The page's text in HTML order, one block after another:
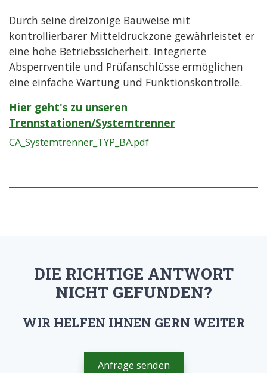
Durch seine dreizonige Bauweise mit
kontrollierbarer Mitteldruckzone gewährleistet er
eine hohe Betriebssicherheit. Integrierte
Absperrventile und Prüfanschlüsse ermöglichen
eine einfache Wartung und Funktionskontrolle.
Hier geht's zu unseren
Trennstationen/Systemtrenner
CA_Systemtrenner_TYP_BA.pdf
DIE RICHTIGE ANTWORT
NICHT GEFUNDEN?
WIR HELFEN IHNEN GERN WEITER
Anfrage senden